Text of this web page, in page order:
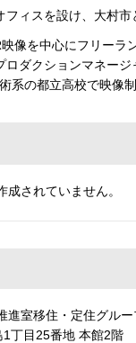
ィスを設け、大村
像を中心にフリーラ
ロダクションマネー
系の都立高校で映像
されていません。
進室移住・定住グルー
丁目25番地 本館2階